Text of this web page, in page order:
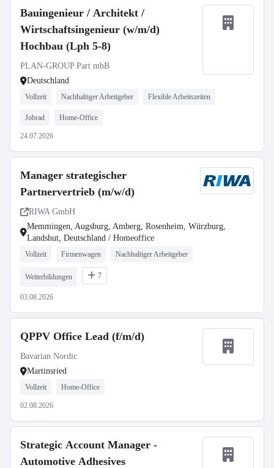
Bauingenieur / Architekt /
Wirtschaftsingenieur (w/m/d)
Hochbau (Lph 5-8)
PLAN-GROUP Part mbB
Deutschland
Vollzeit Nachhaltiger Arbeitgeber Flexible Arbeitszeiten
Jobrad Home-Office
24.07.2026
Manager strategischer
Partnervertrieb (m/w/d)
RIWA GmbH
Memmingen, Augsburg, Amberg, Rosenheim, Würzburg,
Landshut, Deutschland / Homeoffice
Vollzeit Firmenwagen Nachhaltiger Arbeitgeber
Weiterbildungen 7
03.08.2026
QPPV Office Lead (f/m/d)
Bavarian Nordic
Martinsried
Vollzeit Home-Office
02.08.2026
Strategic Account Manager -
Automotive Adhesives